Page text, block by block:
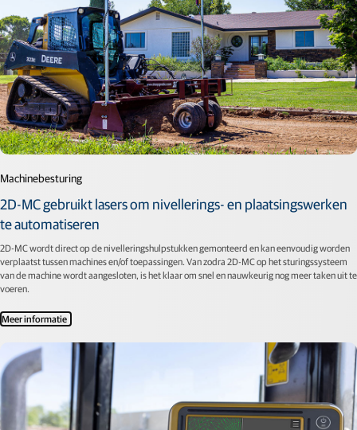
Machinebesturing
2D-MC gebruikt lasers om nivellerings- en plaatsingswerken
te automatiseren
2D-MC wordt direct op de nivelleringshulpstukken gemonteerd en kan eenvoudig worden
verplaatst tussen machines en/of toepassingen. Van zodra 2D-MC op het sturingssysteem
van de machine wordt aangesloten, is het klaar om snel en nauwkeurig nog meer taken uit te
voeren.
Meer informatie